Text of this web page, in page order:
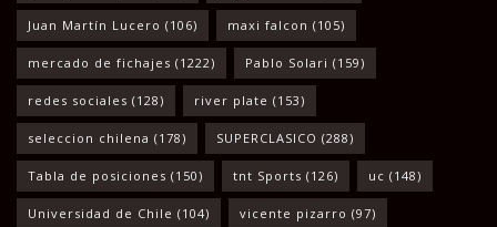
Juan Martín Lucero (106) maxi falcon (105)
mercado de fichajes (1222) Pablo Solari (159)
redes sociales (128) river plate (153)
seleccion chilena (178) SUPERCLASICO (288)
Tabla de posiciones (150) tnt Sports (126) uc (148)
Universidad de Chile (104) vicente pizarro (97)